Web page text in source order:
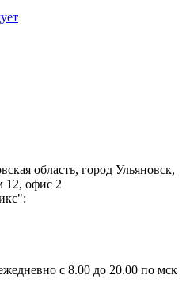
область, город Ульяновск,
12, офис 2
с 8.00 до 20.00 по мск